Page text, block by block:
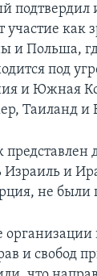
участие как
и Польша,
под
и Южная
Таиланд и
Израиль и
не
и свобод